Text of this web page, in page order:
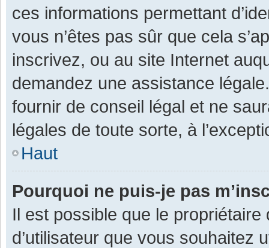
ces informations permettant
vous n’êtes pas sûr que cela
inscrivez, ou au site Internet
demandez une assistance
fournir de conseil légal et ne
légales de toute sorte, à
Haut
Pourquoi ne puis-je pas
Il est possible que le
d’utilisateur que vous souhaitez